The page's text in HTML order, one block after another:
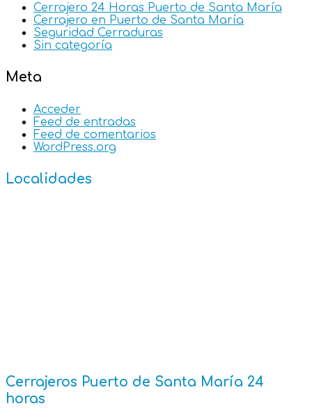
Cerrajero 24 Horas Puerto de Santa María
Cerrajero en Puerto de Santa María
Seguridad Cerraduras
Sin categoría
Meta
Acceder
Feed de entradas
Feed de comentarios
WordPress.org
Localidades
Cerrajeros Puerto de Santa María 24
horas